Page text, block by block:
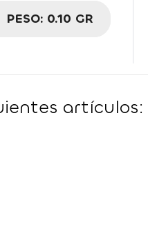
PESO: 0.10 GR
artículos: